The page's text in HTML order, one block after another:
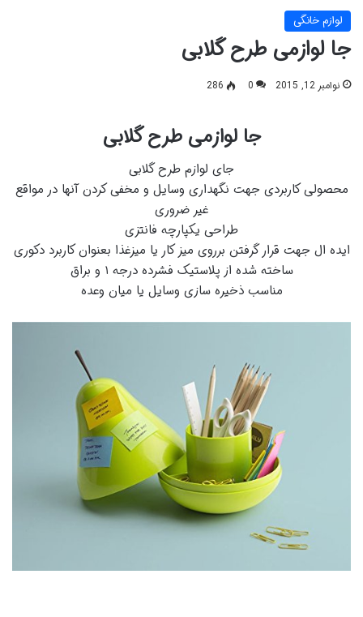
لوازم خانگی
جا لوازمی طرح گلابی
نوامبر 12, 2015 0
286
جا لوازمی طرح گلابی
جای لوازم طرح گلابی
محصولی کاربردی جهت نگهداری وسایل و مخفی کردن آنها در مواقع
غیر ضروری
طراحی یکپارچه فانتزی
ایده ال جهت قرار گرفتن برروی میز کار یا میزغذا بعنوان کاربرد دکوری
ساخته شده از پلاستیک فشرده درجه ۱ و براق
مناسب ذخیره سازی وسایل یا میان وعده